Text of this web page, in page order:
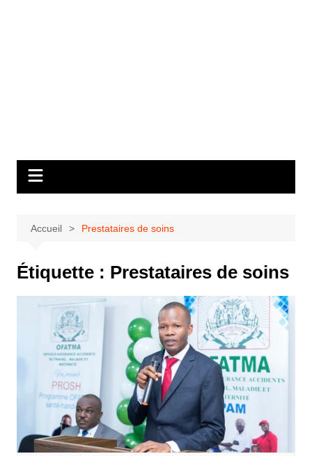
Accueil Prestataires de soins
Étiquette : Prestataires de soins